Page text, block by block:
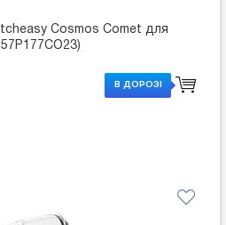
Cosmos Comet для
В ДОРОЗІ